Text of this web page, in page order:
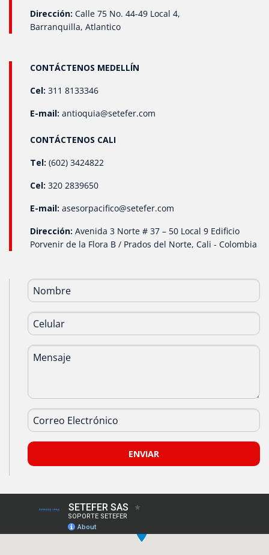
con diferentes tipos de conexión. Entre nuestras
opciones disponibles incluimos: Conexiones: Clamp,
Flange ANSI 150, diafragma rasante, NPT, G, y BSP. Tipos
con unidades en PSI, Bar, mbar, inH₂O, y Pascal..
Dirección: Calle 75 No. 44-49 Local 4,
Barranquilla, Atlantico
CONTÁCTENOS MEDELLÍN
Cel: 311 8133346
E-mail: antioquia@setefer.com
CONTÁCTENOS CALI
Tel: (602) 3424822
Cel: 320 2839650
E-mail: asesorpacifico@setefer.com
Dirección: Avenida 3 Norte # 37 – 50 Local 9 Edificio
Porvenir de la Flora B / Prados del Norte, Cali - Colombia